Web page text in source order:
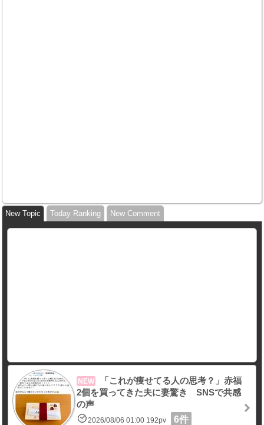
New Topic Today Ranking New Comment
NEW
「これが痩せてる人の思考？」赤福
2個を買ってきた夫に妻驚き SNSで共感
の声
2026/08/06 01:00 192pv 6件